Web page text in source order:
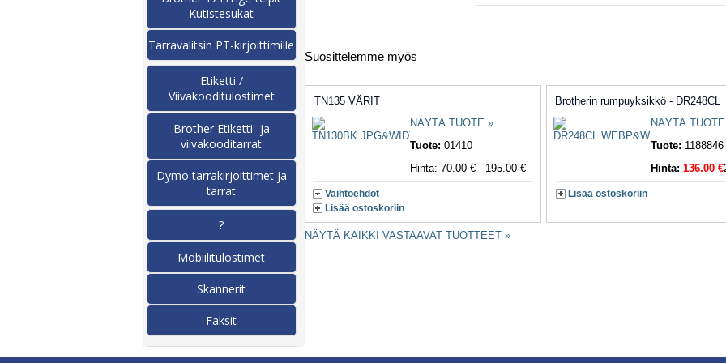
Suosittelemme myös
TN135 VÄRIT
NÄYTÄ TUOTE »
Tuote: 01410
Hinta: 70.00 € - 195.00 €
Vaihtoehdot
Lisää ostoskoriin
Brotherin rumpuyksikkö - DR248CL
NÄYTÄ
Tuote: 1188846
Hinta:136.00 €
Lisää ostoskoriin
NÄYTÄ KAIKKI VASTAAVAT TUOTTEET »
Kutistesukat
Tarravalitsin PT-kirjoittimille
Etiketti /
Viivakooditulostimet
Brother Etiketti- ja
viivakooditarrat
Dymo tarrakirjoittimet ja
tarrat
?
Mobiilitulostimet
Skannerit
Faksit